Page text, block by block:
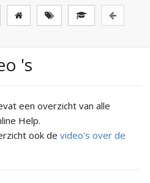
's
een overzicht van alle
Help.
ook de video's over de